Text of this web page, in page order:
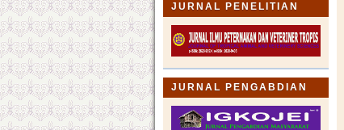
JURNAL PENELITIAN
JURNAL PENGABDIAN